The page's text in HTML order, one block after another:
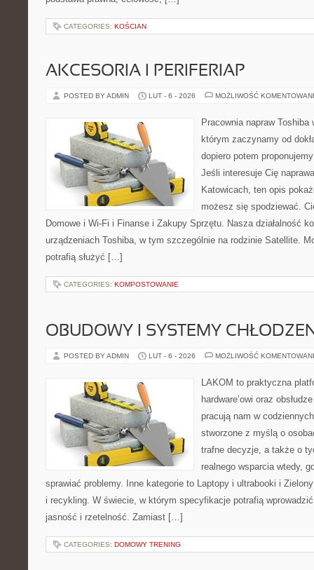
CATEGORIES: KOŚCIAN
AKCESORIA I PERIFERIAP
POSTED BY ADMIN LUT - 6 - 2026 MOŻLIWOŚĆ
Pracownia napraw
którym zaczynamy od
dopiero potem
Jeśli interesuje Cię
Katowicach, ten opis
możesz się spodziewać.
Domowe i Wi-Fi i Finanse i Zakupy Sprzętu. Nasza działalność
urządzeniach Toshiba, w tym szczególnie na rodzinie Satellite.
potrafią służyć […]
CATEGORIES: KOMPOSTOWANIE
OBUDOWY I SYSTEMY
POSTED BY ADMIN LUT - 6 - 2026 MOŻLIWOŚĆ
LAKOM to praktyczna
hardware’owi oraz
pracują nam w
stworzone z myślą o
trafne decyzje, a także o
realnego wsparcia wtedy,
sprawiać problemy. Inne kategorie to Laptopy i ultrabooki i
i recykling. W świecie, w którym specyfikacje potrafią
jasność i rzetelność. Zamiast […]
CATEGORIES: DOMOWY TRENING